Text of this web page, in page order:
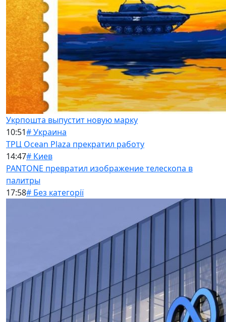
Укрпошта выпустит новую марку
10:51# Украина
ТРЦ Ocean Plaza прекратил работу
14:47# Киев
PANTONE превратил изображение телескопа в
палитры
17:58# Без категорії